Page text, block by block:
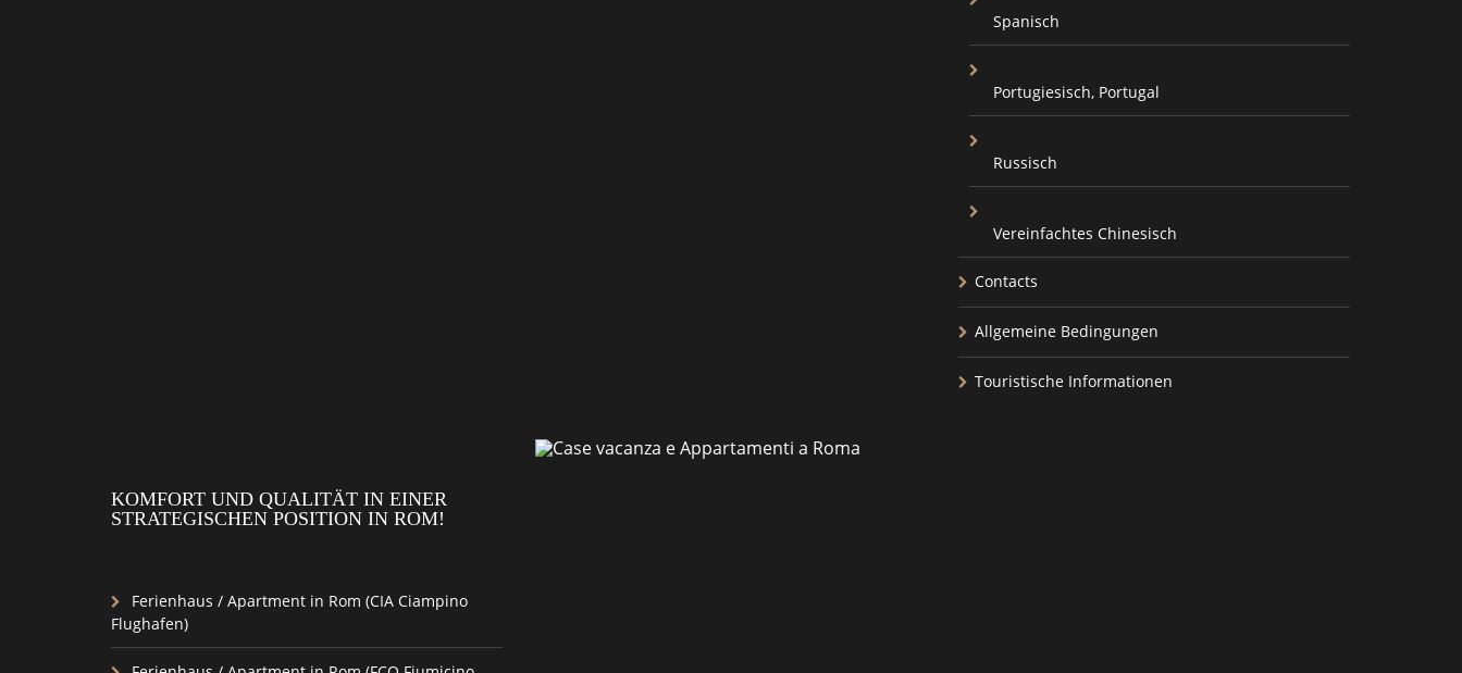
Spanisch
Portugiesisch, Portugal
Russisch
Vereinfachtes Chinesisch
Contacts
Allgemeine Bedingungen
Touristische Informationen
KOMFORT UND QUALITÄT IN EINER
STRATEGISCHEN POSITION IN ROM!
Ferienhaus / Apartment in Rom (CIA Ciampino
Flughafen)